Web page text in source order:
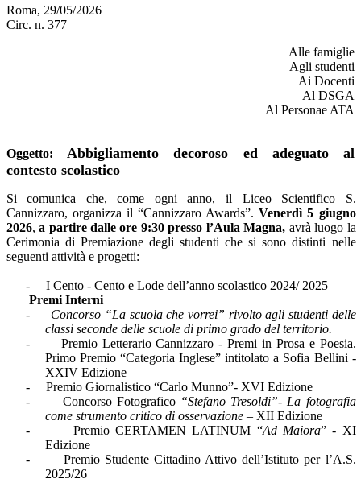
Roma, 29/05/2026
Circ. n. 377
Alle famiglie
Agli studenti
Ai Docenti
Al DSGA
Al Personae ATA
Oggetto:
Abbigliamento decoroso ed adeguato al
contesto scolastico
Si comunica che, come ogni anno, il Liceo Scientifico S.
Cannizzaro, organizza il “Cannizzaro Awards”.Venerdì 5 giugno
2026,a partire dalle ore 9:30 presso l’Aula Magna, avrà luogo la
Cerimonia di Premiazione degli studenti che si sono distinti nelle
seguenti attività e progetti:
-
I Cento - Cento e Lode dell’anno scolastico 2024/ 2025
Premi Interni
-
Concorso “La scuola che vorrei” rivolto agli studenti delle
classi seconde delle scuole di primo grado del territorio.
-
Premio Letterario Cannizzaro - Premi in Prosa e Poesia.
Primo Premio “Categoria Inglese” intitolato a Sofia Bellini -
XXIV Edizione
-
Premio Giornalistico “Carlo Munno”- XVI Edizione
-
Concorso Fotografico “Stefano Tresoldi”- La fotografia
come strumento critico di osservazione – XII Edizione
-
Premio CERTAMEN LATINUM “Ad Maiora” - XI
Edizione
-
Premio Studente Cittadino Attivo dell’Istituto per l’A.S.
2025/26